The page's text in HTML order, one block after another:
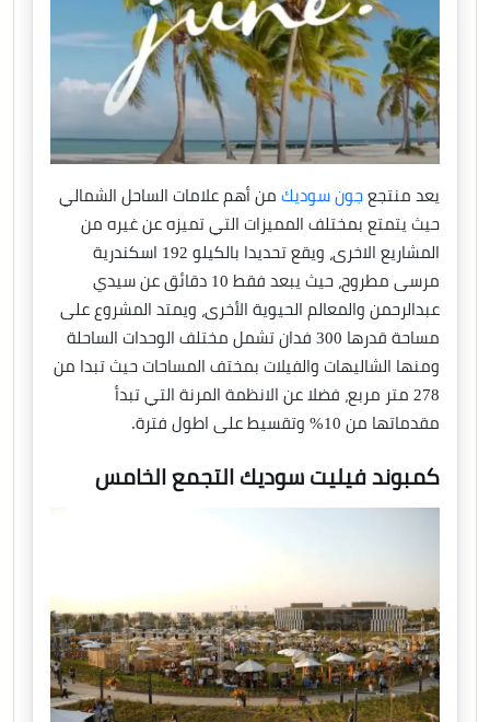
يعد منتجع جون سوديك من أهم علامات الساحل الشمالي
حيث يتمتع بمختلف المميزات التي تميزه عن غيره من
المشاريع الاخرى، ويقع تحديدا بالكيلو 192 اسكندرية
مرسى مطروح، حيث يبعد فقط 10 دقائق عن سيدي
عبدالرحمن والمعالم الحيوية الأخرى، ويمتد المشروع على
مساحة قدرها 300 فدان تشمل مختلف الوحدات الساحلة
ومنها الشاليهات والفيلات بمختف المساحات حيث تبدا من
278 متر مربع، فضلا عن الانظمة المرنة التي تبدأ
مقدماتها من 10% وتقسيط على اطول فترة.
كمبوند فيليت سوديك التجمع الخامس